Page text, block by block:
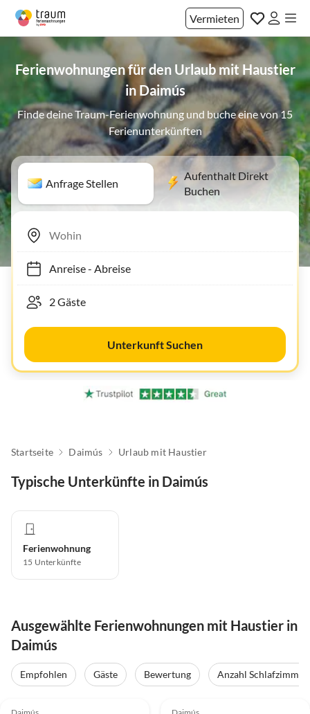
Vermieten
Ferienwohnungen für den Urlaub mit Haustier
in Daimús
Finde deine Traum-Ferienwohnung und buche eine von 15
Ferienunterkünften
Anfrage Stellen
Aufenthalt Direkt
Buchen
Anreise- Abreise
Unterkunft Suchen
Startseite Daimús Urlaub mit Haustier
Typische Unterkünfte in Daimús
Ferienwohnung
15 Unterkünfte
Ausgewählte Ferienwohnungen mit Haustier in
Daimús
Empfohlen Gäste Bewertung
Anzahl Schlafzimmer